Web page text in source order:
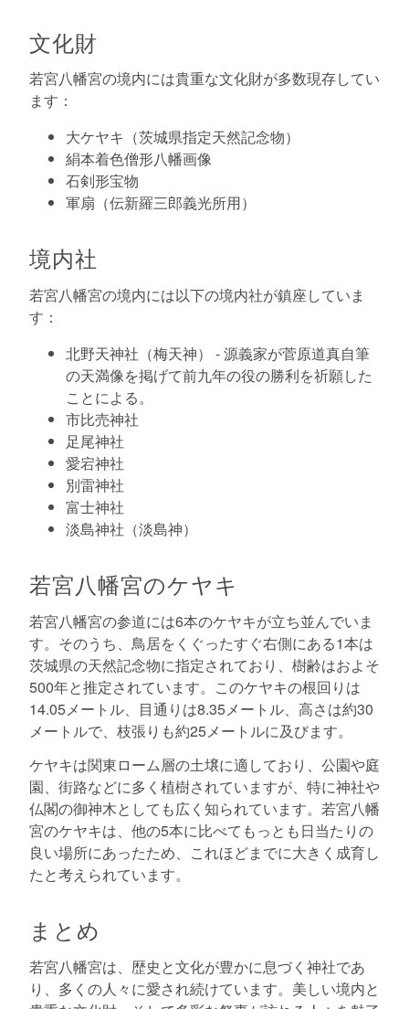
文化財
若宮八幡宮の境内には貴重な文化財が多数現存してい
ます：
大ケヤキ（茨城県指定天然記念物）
絹本着色僧形八幡画像
石剣形宝物
軍扇（伝新羅三郎義光所用）
境内社
若宮八幡宮の境内には以下の境内社が鎮座していま
す：
北野天神社（梅天神） - 源義家が菅原道真自筆
の天満像を掲げて前九年の役の勝利を祈願した
ことによる。
市比売神社
足尾神社
愛宕神社
別雷神社
富士神社
淡島神社（淡島神）
若宮八幡宮のケヤキ
若宮八幡宮の参道には6本のケヤキが立ち並んでいま
す。そのうち、鳥居をくぐったすぐ右側にある1本は
茨城県の天然記念物に指定されており、樹齢はおよそ
500年と推定されています。このケヤキの根回りは
14.05メートル、目通りは8.35メートル、高さは約30
メートルで、枝張りも約25メートルに及びます。
ケヤキは関東ローム層の土壌に適しており、公園や庭
園、街路などに多く植樹されていますが、特に神社や
仏閣の御神木としても広く知られています。若宮八幡
宮のケヤキは、他の5本に比べてもっとも日当たりの
良い場所にあったため、これほどまでに大きく成育し
たと考えられています。
まとめ
若宮八幡宮は、歴史と文化が豊かに息づく神社であ
り、多くの人々に愛され続けています。美しい境内と